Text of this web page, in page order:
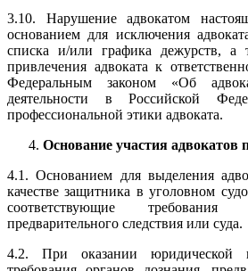
3.10. Нарушение адвокатом
основанием для исключения
списка и/или графика дежурств, а
привлечения адвоката к
Федеральным законом «Об
деятельности в Российской
профессиональной этики адвоката.
Основание участия адвокатов
4.1. Основанием для выделения
качестве защитника в уголовном
соответствующие требования
предварительного следствия или суда.
4.2. При оказании юридической